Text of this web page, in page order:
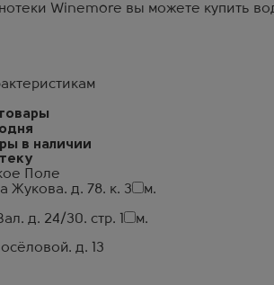
Winemore вы можете купить
в наличии
Поле
Жукова. д. 78. к. 3
м.
д. 24/30. стр. 1
м.
д. 13